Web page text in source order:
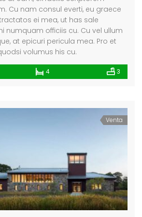
Cu nam consul everti, eu graece
ei mea, ut has sale
numquam officiis cu. Cu vel ullum
at epicuri pericula mea. Pro et
volumus his cu.
4 3
Venta